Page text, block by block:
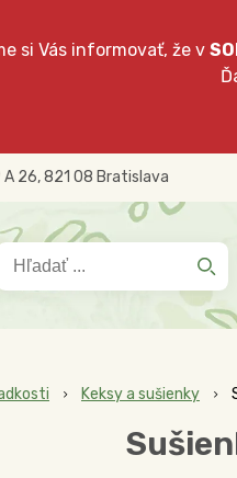
si Vás informovať, že v
A 26, 821 08 Bratislava
Keksy a sušienky